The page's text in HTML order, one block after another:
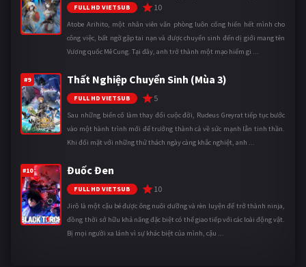
FULL HD VIETSUB 10
Atobe Arihito, một nhân viên văn phòng luôn cống hiến hết mình cho
công việc, bất ngờ gặp tai nạn và được chuyển sinh đến dị giới mang tên
Vương quốc Mê Cung. Tại đây, anh trở thành một mạo hiểm gi ...
#9 Thất Nghiệp Chuyển Sinh (Mùa 3)
FULL HD VIETSUB 5
Sau những biến cố làm thay đổi cuộc đời, Rudeus Greyrat tiếp tục bước
vào một hành trình mới để trưởng thành cả về sức mạnh lẫn tinh thần.
Khi đối mặt với những thử thách ngày càng khắc nghiệt, anh ...
#10 Đuốc Đen
FULL HD VIETSUB 10
Jirô là một cậu bé được ông nuôi dưỡng và rèn luyện để trở thành ninja,
đồng thời sở hữu khả năng đặc biệt có thể giao tiếp với các loài động vật.
Bị mọi người xa lánh vì sự khác biệt của mình, cậu ...